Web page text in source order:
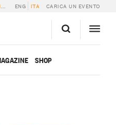
» SOTTO A CHI TOCCA
ENG ITA CARICA UN EVENTO
SHOP